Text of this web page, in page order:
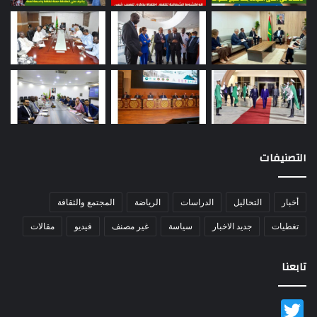
التصنيفات
أخبار التحاليل الدراسات الرياضة المجتمع والثقافة
تغطيات جديد الاخبار سياسة غير مصنف فيديو مقالات
تابعنا